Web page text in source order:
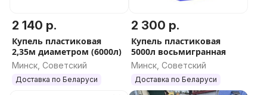
2 140 р.
Купель пластиковая
2,35м диаметром (6000л)
Минск, Советский
Доставка по Беларуси
2 300 р.
Купель пластиковая
5000л восьмигранная
Минск, Советский
Доставка по Беларуси